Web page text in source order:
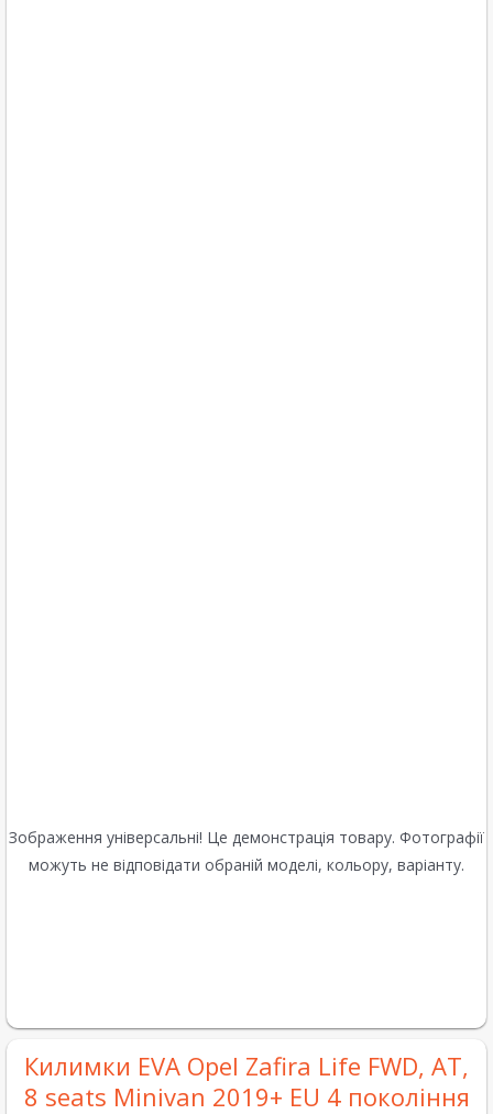
Зображення універсальні! Це демонстрація товару. Фотографії
можуть не відповідати обраній моделі, кольору, варіанту.
Килимки EVA Opel Zafira Life FWD, AT,
8 seats Minivan 2019+ EU 4 покоління